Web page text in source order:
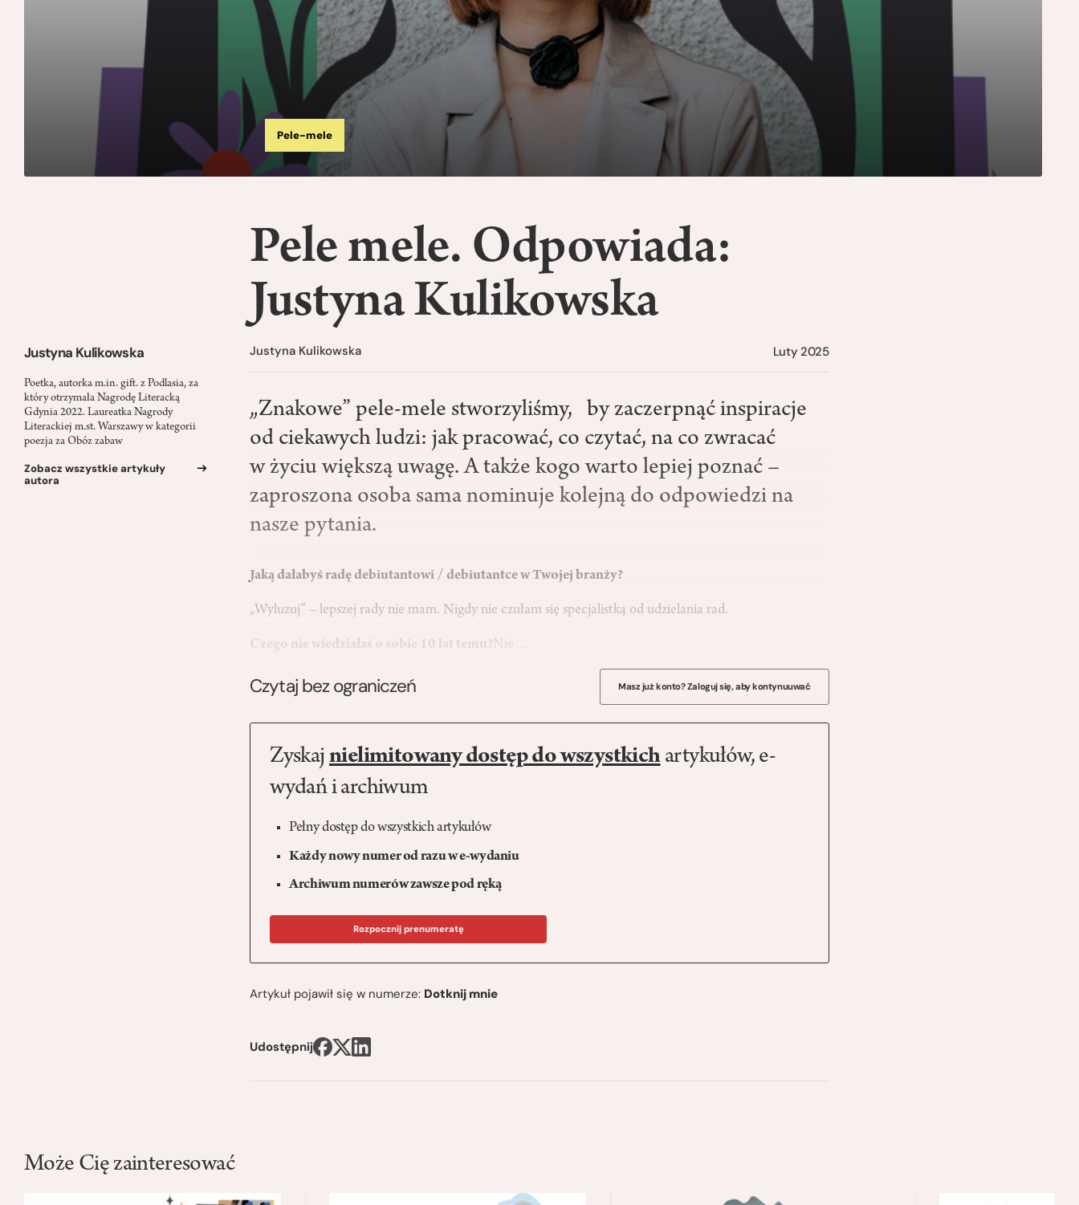
Pele-mele
Justyna Kulikowska
Poetka, autorka m.in. gift. z Podlasia, za
który otrzymała Nagrodę Literacką
Gdynia 2022. Laureatka Nagrody
Literackiej m.st. Warszawy w kategorii
poezja za Obóz zabaw
Zobacz wszystkie artykuły
autora
Pele mele. Odpowiada:
Justyna Kulikowska
Justyna Kulikowska Luty 2025
„Znakowe” pele-mele stworzyliśmy, by zaczerpnąć inspiracje
od ciekawych ludzi: jak pracować, co czytać, na co zwracać
w życiu większą uwagę. A także kogo warto lepiej poznać –
zaproszona osoba sama nominuje kolejną do odpowiedzi na
nasze pytania.
Jaką dałabyś radę debiutantowi / debiutantce w Twojej branży?
„Wyluzuj” – lepszej rady nie mam. Nigdy nie czułam się specjalistką od udzielania rad.
Czego nie wiedziałaś o sobie 10 lat temu?Nie…
Czytaj bez ograniczeń Masz już konto? Zaloguj się, aby kontynuuwać
Zyskaj nielimitowany dostęp do wszystkichartykułów, e-
wydań i archiwum
Pełny dostęp do wszystkich artykułów
Każdy nowy numer od razu w e-wydaniu
Archiwum numerów zawsze pod ręką
Rozpocznij prenumeratę
Artykuł pojawił się w numerze: Dotknij mnie
Udostępnij
Może Cię zainteresować